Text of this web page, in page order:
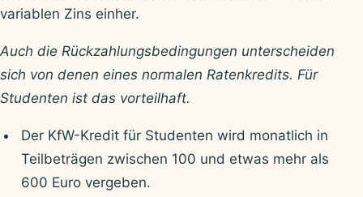
variablen Zins einher.
Auch die Rückzahlungsbedingungen unterscheiden
sich von denen eines normalen Ratenkredits. Für
Studenten ist das vorteilhaft.
Der KfW-Kredit für Studenten wird monatlich in
Teilbeträgen zwischen 100 und etwas mehr als
600 Euro vergeben.